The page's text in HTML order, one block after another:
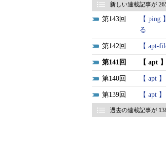
なお、Red Hat系の
（ 第42回～ 45回 、50
aptコマンドの書式
apt [オプション]
apt-markコマンドの
apt-mark [オプ
新しい連載記事が
143
【
る
142 【 apt-
141 【 apt
140 【 apt
139 【 apt
過去の連載記事が